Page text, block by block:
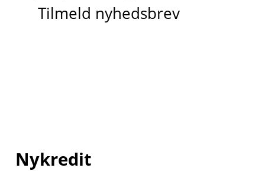
Tilmeld nyhedsbrev
Nykredit